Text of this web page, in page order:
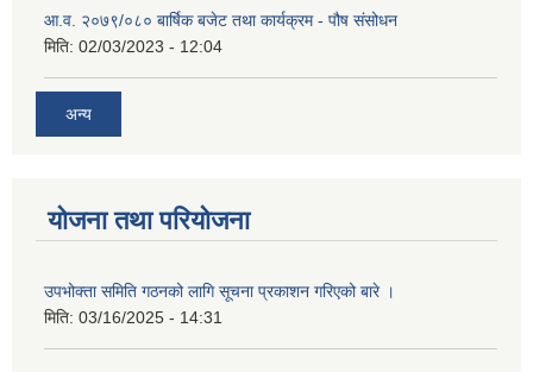
आ.व. २०७९/०८० बार्षिक बजेट तथा कार्यक्रम - पौष संसोधन
मिति: 02/03/2023 - 12:04
अन्य
योजना तथा परियोजना
उपभोक्ता समिति गठनको लागि सूचना प्रकाशन गरिएको बारे ।
मिति: 03/16/2025 - 14:31